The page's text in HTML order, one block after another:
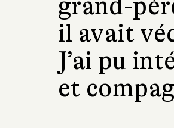
grand-
il avait
J’ai pu
et